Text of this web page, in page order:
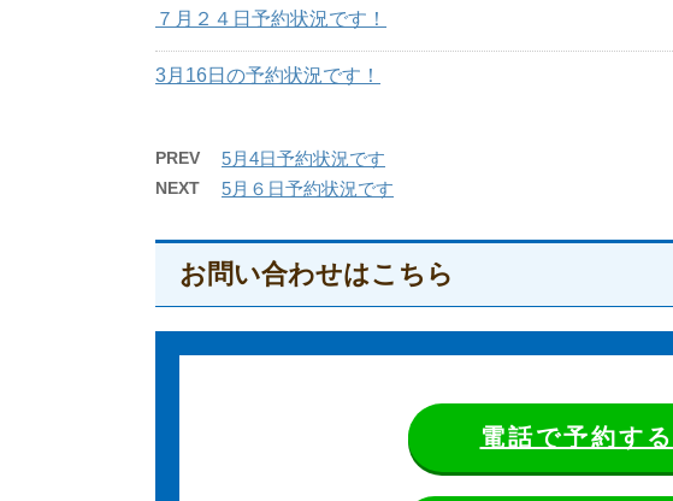
７月２４日予約状況です！
3月16日の予約状況です！
PREV 5月4日予約状況です
NEXT 5月６日予約状況です
お問い合わせはこちら
電話で予約する